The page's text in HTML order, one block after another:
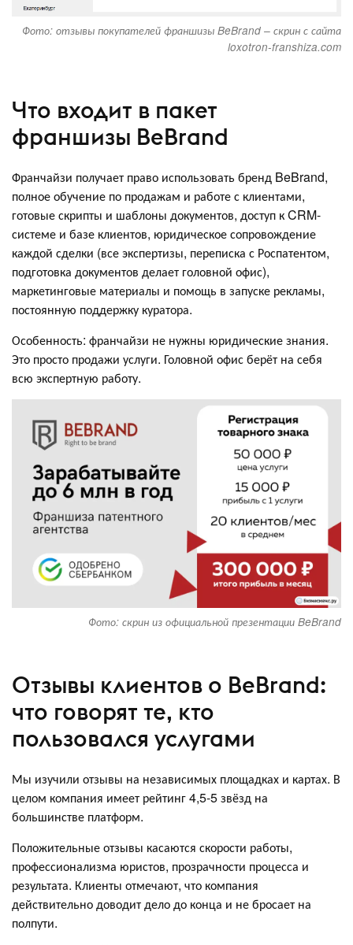
Фото: отзывы покупателей франшизы BeBrand – скрин с сайта
loxotron-franshiza.com
Что входит в пакет
франшизы BeBrand
Франчайзи получает право использовать бренд BeBrand,
полное обучение по продажам и работе с клиентами,
готовые скрипты и шаблоны документов, доступ к CRM-
системе и базе клиентов, юридическое сопровождение
каждой сделки (все экспертизы, переписка с Роспатентом,
подготовка документов делает головной офис),
маркетинговые материалы и помощь в запуске рекламы,
постоянную поддержку куратора.
Особенность: франчайзи не нужны юридические знания.
Это просто продажи услуги. Головной офис берёт на себя
всю экспертную работу.
Фото: скрин из официальной презентации BeBrand
Отзывы клиентов о BeBrand:
что говорят те, кто
пользовался услугами
Мы изучили отзывы на независимых площадках и картах. В
целом компания имеет рейтинг 4,5-5 звёзд на
большинстве платформ.
Положительные отзывы касаются скорости работы,
профессионализма юристов, прозрачности процесса и
результата. Клиенты отмечают, что компания
действительно доводит дело до конца и не бросает на
полпути.